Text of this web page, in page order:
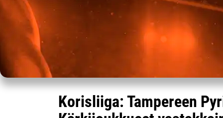
Korisliiga: Tampereen